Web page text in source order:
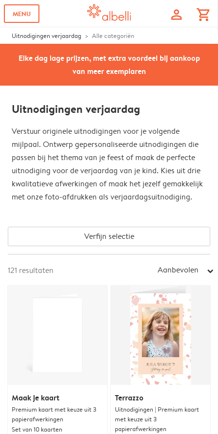
MENU profile shopping_cart
Uitnodigingen verjaardag Alle categoriën
Elke dag lage prijzen, met extra voordeel bij aankoop
van meer exemplaren
Uitnodigingen verjaardag
Verstuur originele uitnodigingen voor je volgende
mijlpaal. Ontwerp gepersonaliseerde uitnodigingen die
passen bij het thema van je feest of maak de perfecte
uitnodiging voor de verjaardag van je kind. Kies uit drie
kwalitatieve afwerkingen of maak het jezelf gemakkelijk
met onze foto-afdrukken als verjaardagsuitnodiging.
Verfijn selectie
121 resultaten Aanbevolen arrow_right
Maak je kaart
Premium kaart met keuze uit 3
papierafwerkingen
Set van 10 kaarten
Terrazzo
Uitnodigingen | Premium kaart
met keuze uit 3
papierafwerkingen